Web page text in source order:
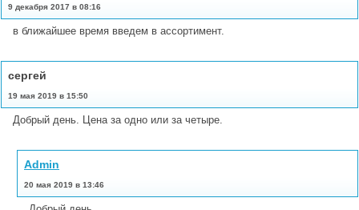
9 декабря 2017 в 08:16
в ближайшее время введем в ассортимент.
cергей
19 мая 2019 в 15:50
Добрый день. Цена за одно или за четыре.
Admin
20 мая 2019 в 13:46